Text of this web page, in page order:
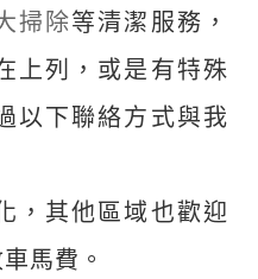
掃除等清潔服務，
上列，或是有特殊
以下聯絡方式與我
，其他區域也歡迎
馬費。